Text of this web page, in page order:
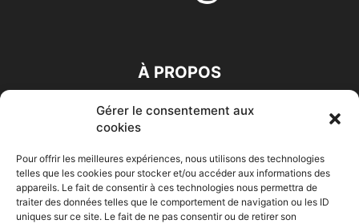
Gérer le consentement aux
cookies
Pour offrir les meilleures expériences, nous utilisons des technologies
telles que les cookies pour stocker et/ou accéder aux informations des
appareils. Le fait de consentir à ces technologies nous permettra de
traiter des données telles que le comportement de navigation ou les ID
uniques sur ce site. Le fait de ne pas consentir ou de retirer son
À PROPOS
SUIVEZ NOUS